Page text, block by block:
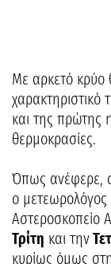
Με αρκετό κρύο
και της πρώτης
θερμοκρασίες.
Όπως ανέφερε,
ο μετεωρολόγος
Αστεροσκοπείο
Τρίτη και την
κυρίως όμως